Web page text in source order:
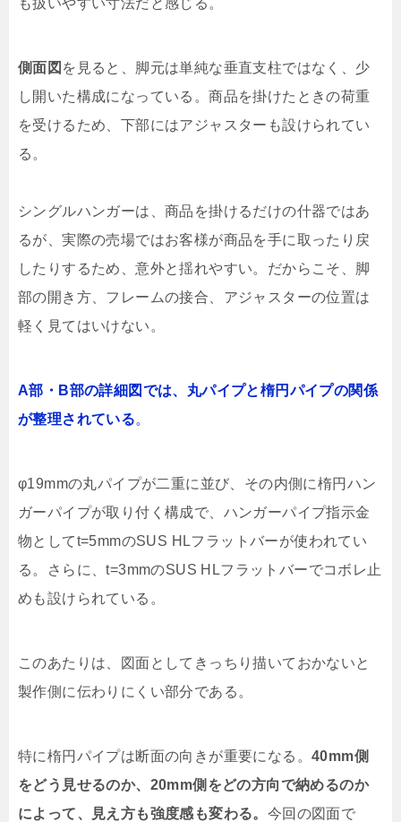
も扱いやすい寸法だと感じる。
側面図 を見ると、脚元は単純な垂直支柱ではなく、少
し開いた構成になっている。商品を掛けたときの荷重
を受けるため、下部にはアジャスターも設けられてい
る。
シングルハンガーは、商品を掛けるだけの什器ではあ
るが、実際の売場ではお客様が商品を手に取ったり戻
したりするため、意外と揺れやすい。だからこそ、脚
部の開き方、フレームの接合、アジャスターの位置は
軽く見てはいけない。
A部・B部の詳細図では、丸パイプと楕円パイプの関係
が整理されている。
φ19mmの丸パイプが二重に並び、その内側に楕円ハン
ガーパイプが取り付く構成で、ハンガーパイプ指示金
物としてt=5mmのSUS HLフラットバーが使われてい
る。さらに、t=3mmのSUS HLフラットバーでコボレ止
めも設けられている。
このあたりは、図面としてきっちり描いておかないと
製作側に伝わりにくい部分である。
特に楕円パイプは断面の向きが重要になる。 40mm側
をどう見せるのか、20mm側をどの方向で納めるのか
によって、見え方も強度感も変わる。 今回の図面で